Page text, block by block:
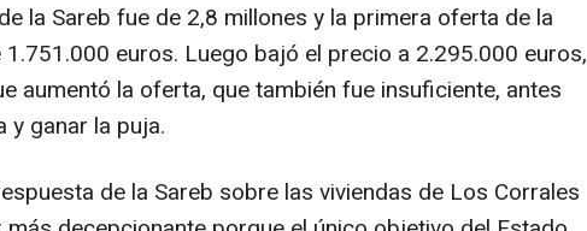
la Sareb fue de 2,8 millones y la primera oferta de la
euros. Luego bajó el precio a 2.295.000 euros,
aumentó la oferta, que también fue insuficiente, antes
y ganar la puja.
de la Sareb sobre las viviendas de Los Corrales